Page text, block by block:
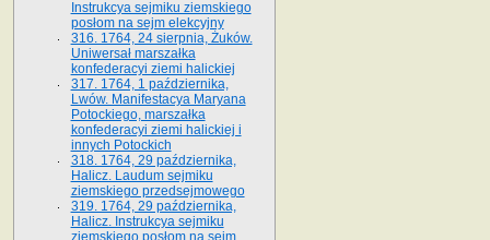
Instrukcya sejmiku ziemskiego
posłom na sejm elekcyjny
316. 1764, 24 sierpnia, Żuków.
Uniwersał marszałka
konfederacyi ziemi halickiej
317. 1764, 1 października,
Lwów. Manifestacya Maryana
Potockiego, marszałka
konfederacyi ziemi halickiej i
innych Potockich
318. 1764, 29 października,
Halicz. Laudum sejmiku
ziemskiego przedsejmowego
319. 1764, 29 października,
Halicz. Instrukcya sejmiku
ziemskiego posłom na sejm